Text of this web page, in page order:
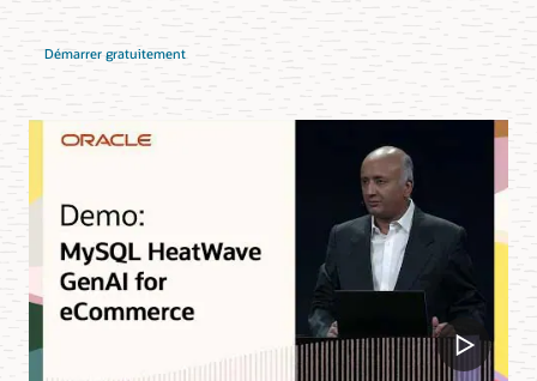
Démarrer gratuitement